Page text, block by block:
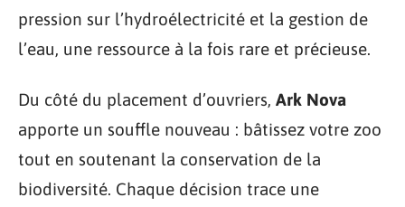
pression sur l’hydroélectricité et la gestion de
l’eau, une ressource à la fois rare et précieuse.
Du côté du placement d’ouvriers, Ark Nova
apporte un souffle nouveau : bâtissez votre zoo
tout en soutenant la conservation de la
biodiversité. Chaque décision trace une